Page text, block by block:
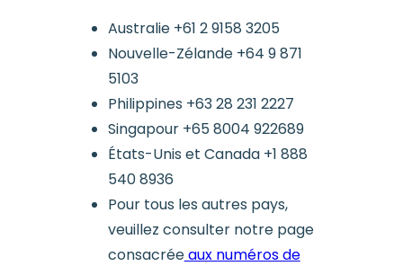
Australie +61 2 9158 3205
Nouvelle-Zélande +64 9 871
5103
Philippines +63 28 231 2227
Singapour +65 8004 922689
États-Unis et Canada +1 888
540 8936
Pour tous les autres pays,
veuillez consulter notre page
consacréeaux numéros de